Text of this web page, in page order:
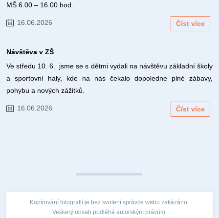
MŠ 6.00 – 16.00 hod.
16.06.2026 Číst více
Návštěva v ZŠ
Ve středu 10. 6. jsme se s dětmi vydali na návštěvu základní školy
a sportovní haly, kde na nás čekalo dopoledne plné zábavy,
pohybu a nových zážitků.
16.06.2026 Číst více
Kopírování fotografií je bez svolení správce webu zakázáno.
Veškerý obsah podléhá autorským právům.